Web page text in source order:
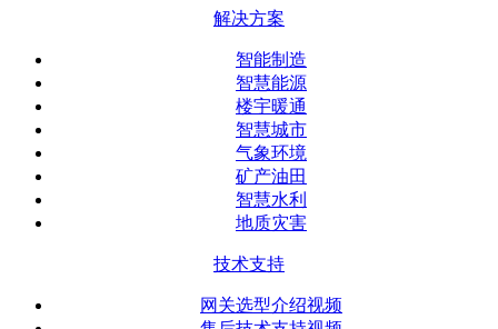
解决方案
智能制造
智慧能源
楼宇暖通
智慧城市
气象环境
矿产油田
智慧水利
地质灾害
技术支持
网关选型介绍视频